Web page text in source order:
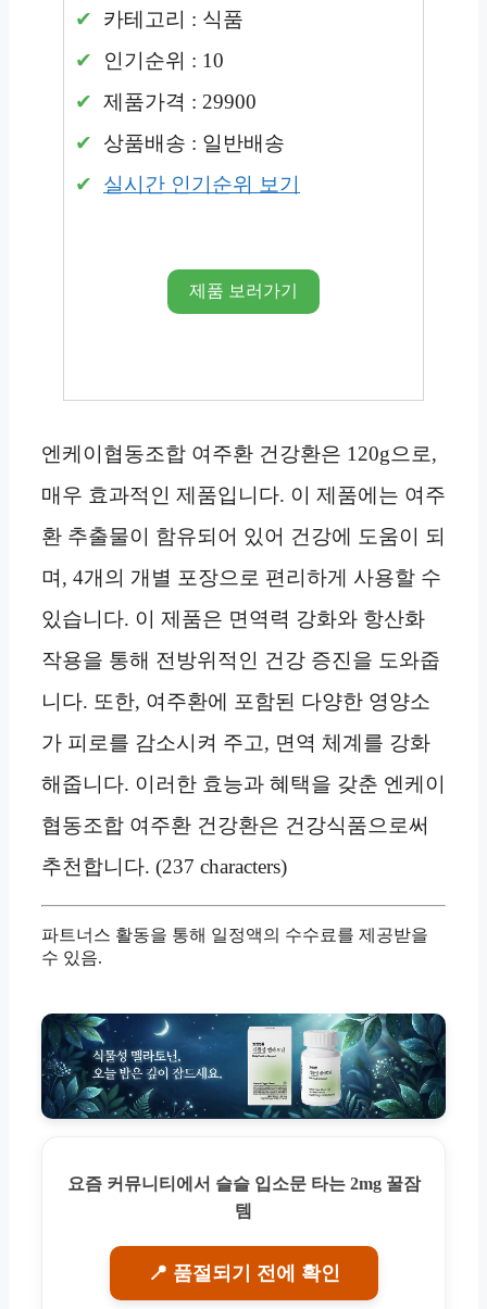
카테고리 : 식품
인기순위 : 10
제품가격 : 29900
상품배송 : 일반배송
실시간 인기순위 보기
제품 보러가기
엔케이협동조합 여주환 건강환은 120g으로,
매우 효과적인 제품입니다. 이 제품에는 여주
환 추출물이 함유되어 있어 건강에 도움이 되
며, 4개의 개별 포장으로 편리하게 사용할 수
있습니다. 이 제품은 면역력 강화와 항산화
작용을 통해 전방위적인 건강 증진을 도와줍
니다. 또한, 여주환에 포함된 다양한 영양소
가 피로를 감소시켜 주고, 면역 체계를 강화
해줍니다. 이러한 효능과 혜택을 갖춘 엔케이
협동조합 여주환 건강환은 건강식품으로써
추천합니다. (237 characters)
파트너스 활동을 통해 일정액의 수수료를 제공받을
수 있음.
요즘 커뮤니티에서 슬슬 입소문 타는 2mg 꿀잠
템
📍 품절되기 전에 확인